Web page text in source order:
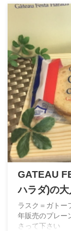
GATEAU
ハラダ)の
ラスク＝ガトー
年販売のプレー
さって下さい